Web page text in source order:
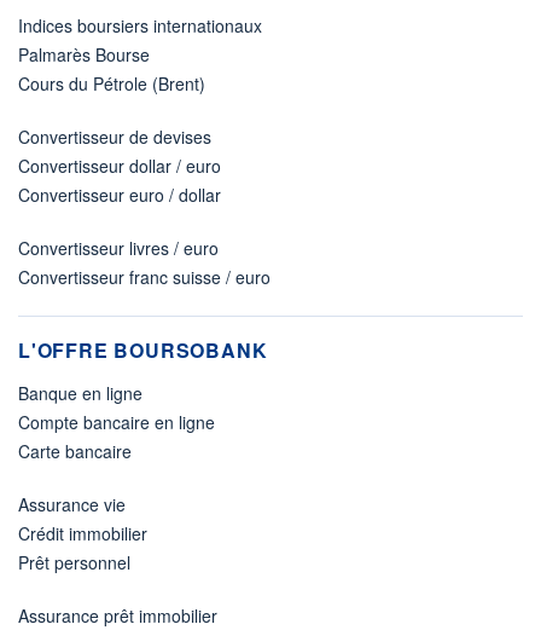
Indices boursiers internationaux
Palmarès Bourse
Cours du Pétrole (Brent)
Convertisseur de devises
Convertisseur dollar / euro
Convertisseur euro / dollar
Convertisseur livres / euro
Convertisseur franc suisse / euro
L'OFFRE BOURSOBANK
Banque en ligne
Compte bancaire en ligne
Carte bancaire
Assurance vie
Crédit immobilier
Prêt personnel
Assurance prêt immobilier